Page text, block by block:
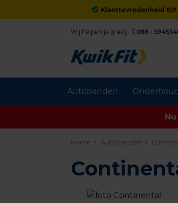
Klanttevredenheid 8,9
Autobanden Onderhoud
Wij helpen je graag. 088 -
Home Autobanden